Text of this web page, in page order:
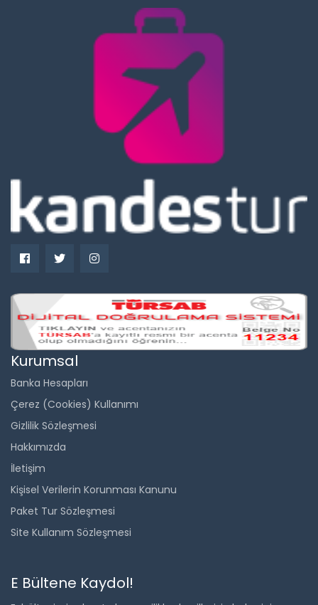
Kurumsal
Banka Hesapları
Çerez (Cookies) Kullanımı
Gizlilik Sözleşmesi
Hakkımızda
İletişim
Kişisel Verilerin Korunması Kanunu
Paket Tur Sözleşmesi
Site Kullanım Sözleşmesi
E Bültene Kaydol!